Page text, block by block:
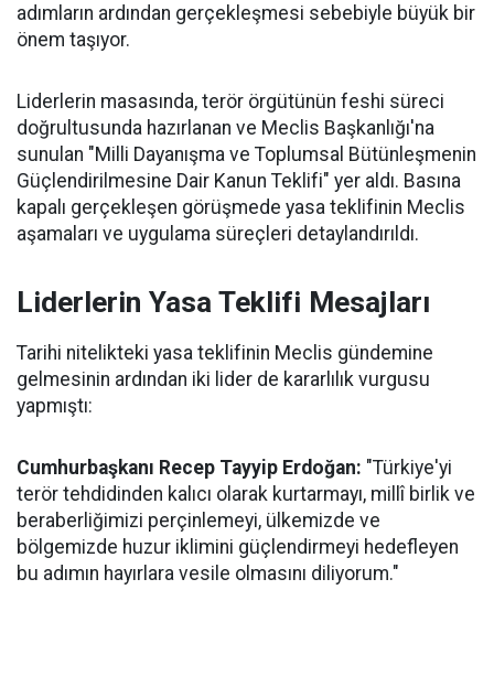
adımların ardından gerçekleşmesi sebebiyle büyük bir
önem taşıyor.
Liderlerin masasında, terör örgütünün feshi süreci
doğrultusunda hazırlanan ve Meclis Başkanlığı'na
sunulan "Milli Dayanışma ve Toplumsal Bütünleşmenin
Güçlendirilmesine Dair Kanun Teklifi" yer aldı. Basına
kapalı gerçekleşen görüşmede yasa teklifinin Meclis
aşamaları ve uygulama süreçleri detaylandırıldı.
Liderlerin Yasa Teklifi Mesajları
Tarihi nitelikteki yasa teklifinin Meclis gündemine
gelmesinin ardından iki lider de kararlılık vurgusu
yapmıştı:
Cumhurbaşkanı Recep Tayyip Erdoğan: "Türkiye'yi
terör tehdidinden kalıcı olarak kurtarmayı, millî birlik ve
beraberliğimizi perçinlemeyi, ülkemizde ve
bölgemizde huzur iklimini güçlendirmeyi hedefleyen
bu adımın hayırlara vesile olmasını diliyorum."